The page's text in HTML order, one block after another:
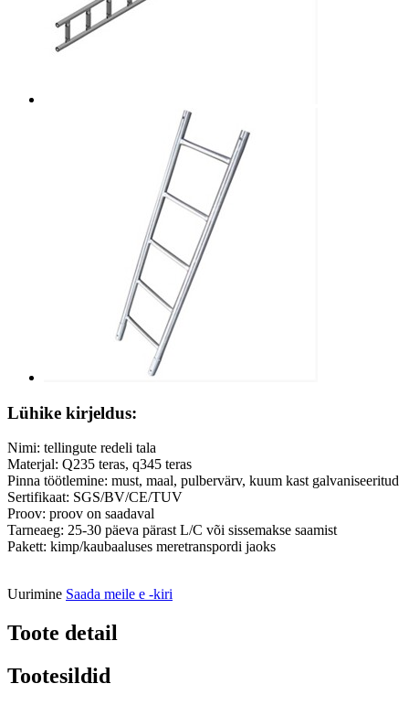
Lühike kirjeldus:
Nimi: tellingute redeli tala
Materjal: Q235 teras, q345 teras
Pinna töötlemine: must, maal, pulbervärv, kuum kast galvaniseeritud
Sertifikaat: SGS/BV/CE/TUV
Proov: proov on saadaval
Tarneaeg: 25-30 päeva pärast L/C või sissemakse saamist
Pakett: kimp/kaubaaluses meretranspordi jaoks
Uurimine Saada meile e -kiri
Toote detail
Tootesildid